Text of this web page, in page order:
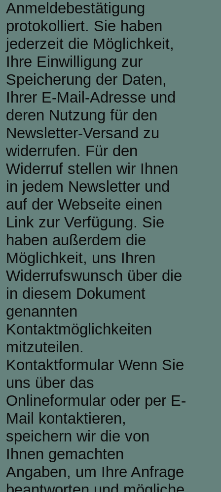
Anmeldebestätigung
protokolliert. Sie haben
jederzeit die Möglichkeit,
Ihre Einwilligung zur
Speicherung der Daten,
Ihrer E-Mail-Adresse und
deren Nutzung für den
Newsletter-Versand zu
widerrufen. Für den
Widerruf stellen wir Ihnen
in jedem Newsletter und
auf der Webseite einen
Link zur Verfügung. Sie
haben außerdem die
Möglichkeit, uns Ihren
Widerrufswunsch über die
in diesem Dokument
genannten
Kontaktmöglichkeiten
mitzuteilen.
Kontaktformular Wenn Sie
uns über das
Onlineformular oder per E-
Mail kontaktieren,
speichern wir die von
Ihnen gemachten
Angaben, um Ihre Anfrage